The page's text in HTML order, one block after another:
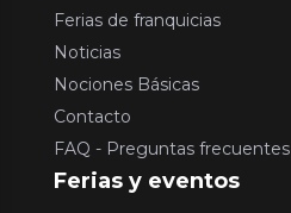
Ferias de franquicias
Noticias
Nociones Básicas
Contacto
FAQ - Preguntas frecuentes
Ferias y eventos